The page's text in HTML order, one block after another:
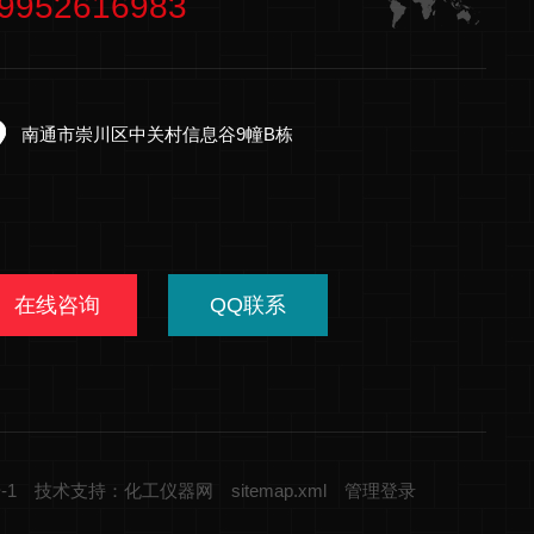
南通市崇川区中关村信息谷9幢B栋
在线咨询 QQ联系
1 技术支持：化工仪器网 sitemap.xml 管理登录